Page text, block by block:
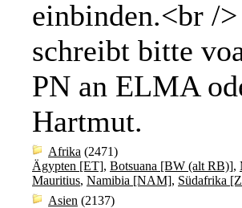
einbinden.<br /
schreibt bitte
PN an ELMA
Hartmut.
Afrika (2471)
Ägypten [ET], Botsuana [BW (alt RB)],
Mauritius, Namibia [NAM], Südafrika
Asien (2137)